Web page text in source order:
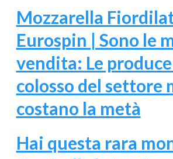
Mozzarella
Eurospin | Sono le
vendita: Le
colosso del settore
costano la metà
Hai questa rara